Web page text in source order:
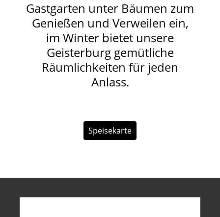
Gastgarten unter Bäumen zum
Genießen und Verweilen ein,
im Winter bietet unsere
Geisterburg gemütliche
Räumlichkeiten für jeden
Anlass.
Speisekarte